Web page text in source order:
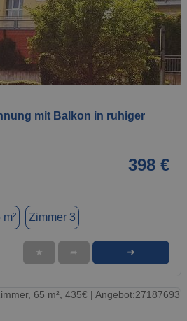
1 / 1
mit Balkon in ruhiger
398 €
Zimmer 3
★ ➦ ➜